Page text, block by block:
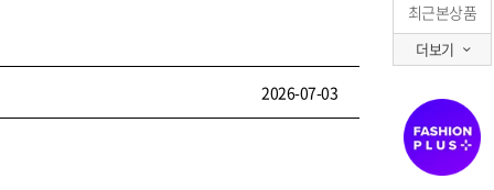
최근본상품
더보기
2026-07-03